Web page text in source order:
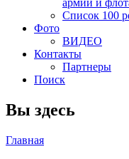
армии и
Список 100
Фото
ВИДЕО
Контакты
Партнеры
Поиск
Вы здесь
Главная